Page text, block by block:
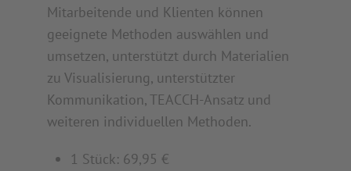
Mitarbeitende und Klienten können
geeignete Methoden auswählen und
umsetzen, unterstützt durch Materialien
zu Visualisierung, unterstützter
Kommunikation, TEACCH-Ansatz und
weiteren individuellen Methoden.
1 Stück: 69,95 €